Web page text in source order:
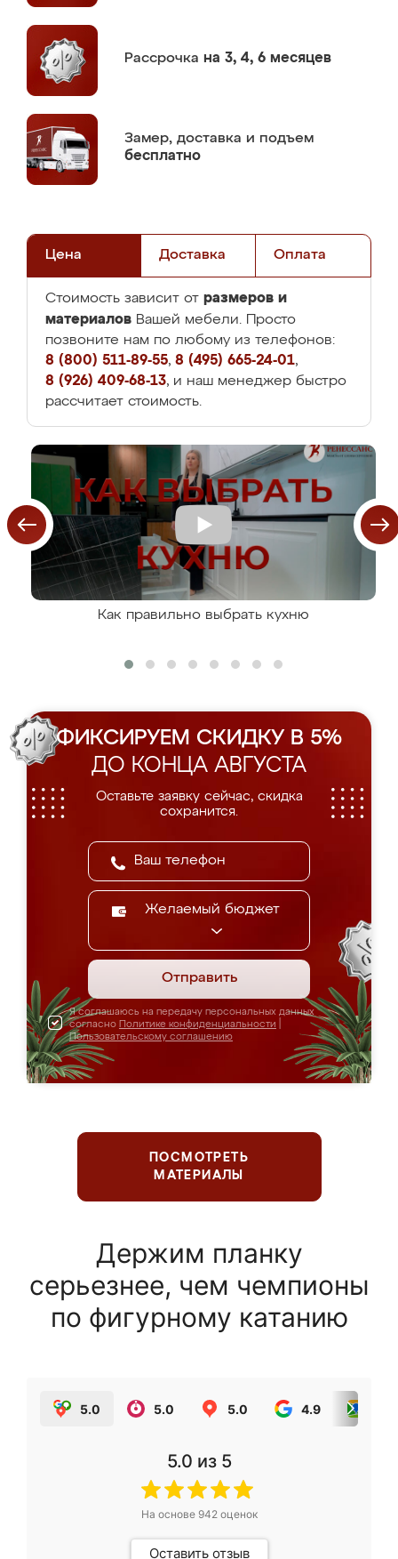
Рассрочка на 3, 4, 6 месяцев
Замер, доставка и подъем
бесплатно
Цена Доставка Оплата
Стоимость зависит от размеров и
материалов Вашей мебели. Просто
позвоните нам по любому из телефонов:
8 (800) 511-89-55, 8 (495) 665-24-01,
8 (926) 409-68-13, и наш менеджер быстро
рассчитает стоимость.
Как правильно выбрать кухню
ФИКСИРУЕМ СКИДКУ В 5%
ДО КОНЦА АВГУСТА
Оставьте заявку сейчас, скидка
сохранится.
Желаемый бюджет
Отправить
Я соглашаюсь на передачу персональных данных
согласно Политике конфиденциальности
Пользовательскому соглашению
ПОСМОТРЕТЬ
МАТЕРИАЛЫ
Держим планку
серьезнее, чем чемпионы
по фигурному катанию
5.0 5.0 5.0 4.9
5.0 из 5
На основе 942оценок
Оставить отзыв